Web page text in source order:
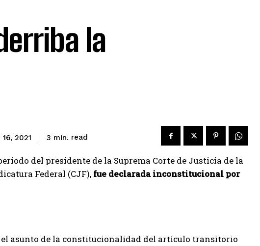
la
2021 3 min. read
del presidente de la Suprema Corte de Justicia de la
Federal (CJF), fue declarada inconstitucional por
el asunto de la constitucionalidad del artículo transitorio